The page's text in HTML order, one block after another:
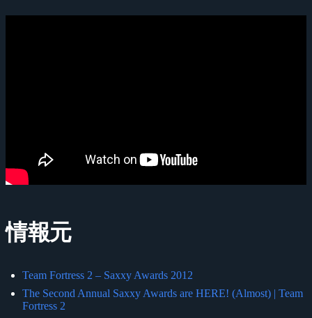
情報元
Team Fortress 2 – Saxxy Awards 2012
The Second Annual Saxxy Awards are HERE! (Almost) | Team
Fortress 2